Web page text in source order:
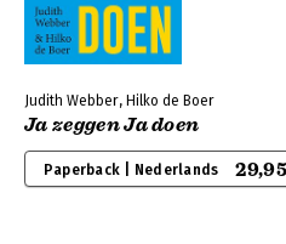
Judith Webber, Hilko de Boer
Ja zeggen Ja doen
Paperback | Nederlands 29,95